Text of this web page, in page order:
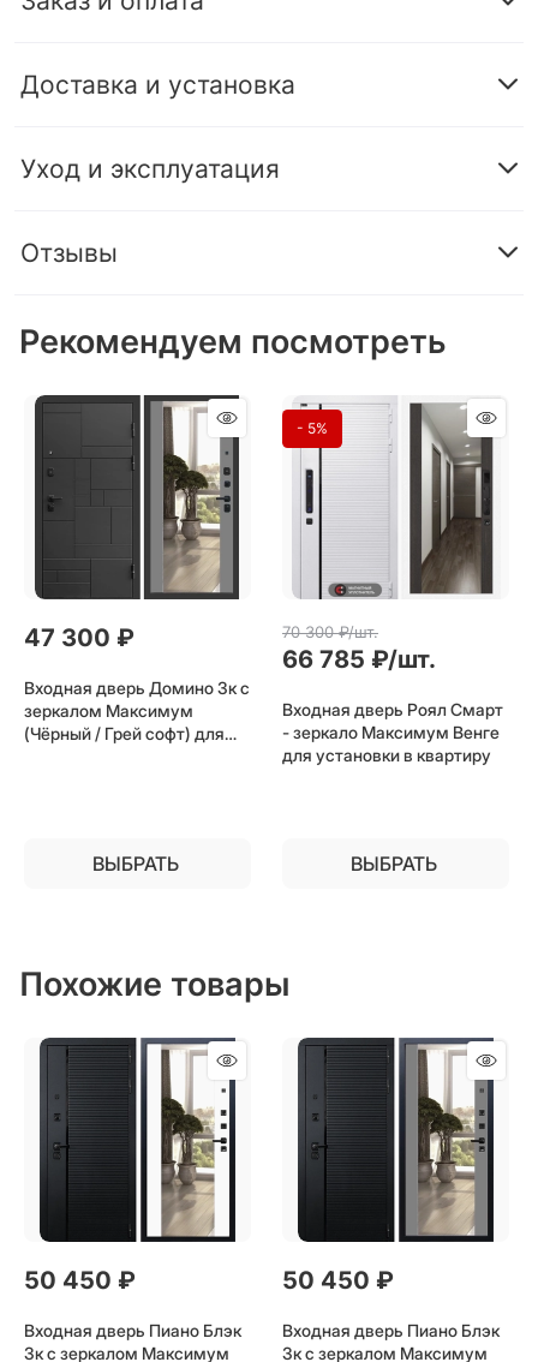
Доставка и установка
Уход и эксплуатация
Отзывы
Рекомендуем посмотреть
47 300 ₽
Входная дверь Домино 3к с
зеркалом Максимум
(Чёрный / Грей софт) для
ВЫБРАТЬ
- 5%
70 300 ₽/шт.
66 785 ₽/шт.
Входная дверь Роял Смарт
- зеркало Максимум Венге
для установки в квартиру
ВЫБРАТЬ
Похожие товары
50 450 ₽
Входная дверь Пиано Блэк
3к с зеркалом Максимум
50 450 ₽
Входная дверь Пиано Блэк
3к с зеркалом Максимум